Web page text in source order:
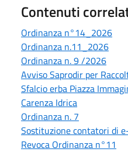
Contenuti
Ordinanza n°14_2026
Ordinanza n.11_2026
Ordinanza n. 9 /2026
Avviso Saprodir per
Sfalcio erba Piazza
Carenza Idrica
Ordinanza n. 7
Sostituzione contatori di
Revoca Ordinanza n°11